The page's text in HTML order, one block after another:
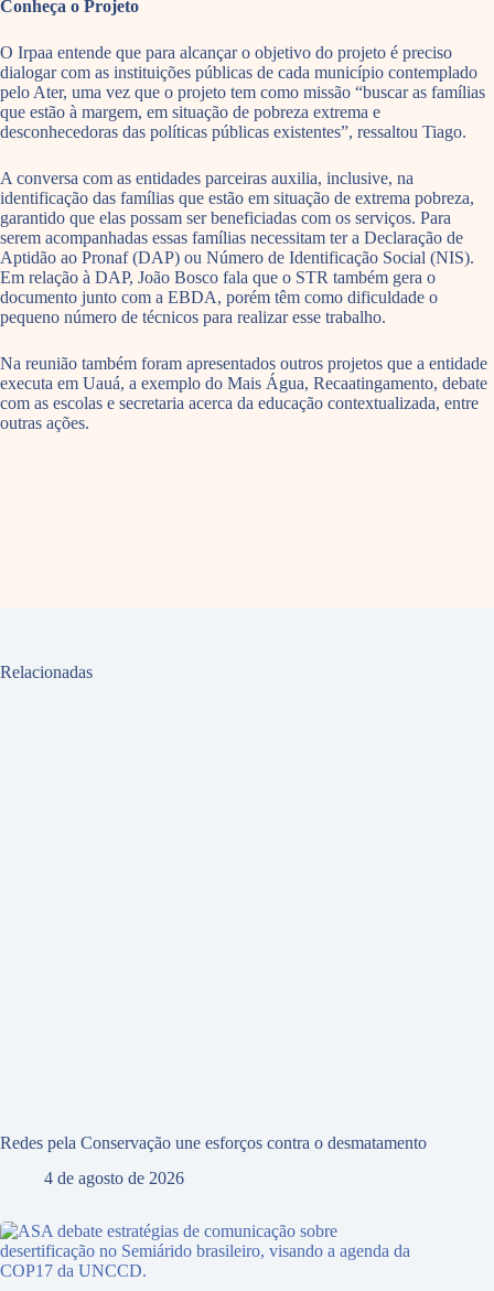
Conheça o Projeto
O Irpaa entende que para alcançar o objetivo do projeto é preciso
dialogar com as instituições públicas de cada município contemplado
pelo Ater, uma vez que o projeto tem como missão “buscar as famílias
que estão à margem, em situação de pobreza extrema e
desconhecedoras das políticas públicas existentes”, ressaltou Tiago.
A conversa com as entidades parceiras auxilia, inclusive, na
identificação das famílias que estão em situação de extrema pobreza,
garantido que elas possam ser beneficiadas com os serviços. Para
serem acompanhadas essas famílias necessitam ter a Declaração de
Aptidão ao Pronaf (DAP) ou Número de Identificação Social (NIS).
Em relação à DAP, João Bosco fala que o STR também gera o
documento junto com a EBDA, porém têm como dificuldade o
pequeno número de técnicos para realizar esse trabalho.
Na reunião também foram apresentados outros projetos que a entidade
executa em Uauá, a exemplo do Mais Água, Recaatingamento, debate
com as escolas e secretaria acerca da educação contextualizada, entre
outras ações.
Relacionadas
Redes pela Conservação une esforços contra o desmatamento
4 de agosto de 2026